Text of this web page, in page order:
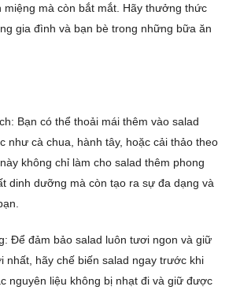
miệng mà còn bắt mắt. Hãy thưởng thức
gia đình và bạn bè trong những bữa ăn
Bạn có thể thoải mái thêm vào salad
như cà chua, hành tây, hoặc cải thảo theo
không chỉ làm cho salad thêm phong
dinh dưỡng mà còn tạo ra sự đa dạng và
Để đảm bảo salad luôn tươi ngon và giữ
hãy chế biến salad ngay trước khi
nguyên liệu không bị nhạt đi và giữ được